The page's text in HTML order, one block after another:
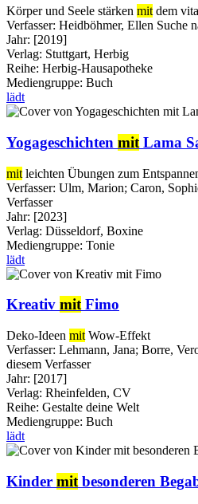
Körper und Seele stärken mit dem
Verfasser: Heidböhmer, Ellen Suche
Jahr: [2019]
Verlag: Stuttgart, Herbig
Reihe: Herbig-Hausapotheke
Mediengruppe: Buch
lädt
Yogageschichten mit Lama
mit leichten Übungen zum
Verfasser: Ulm, Marion; Caron,
Verfasser
Jahr: [2023]
Verlag: Düsseldorf, Boxine
Mediengruppe: Tonie
lädt
Kreativ mitFimo
Deko-Ideen mit Wow-Effekt
Verfasser: Lehmann, Jana; Borre,
diesem Verfasser
Jahr: [2017]
Verlag: Rheinfelden, CV
Reihe: Gestalte deine Welt
Mediengruppe: Buch
lädt
Kinder mit besonderen